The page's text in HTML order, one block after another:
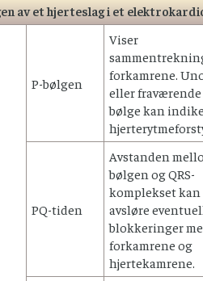
av et hjerteslag i et
P-bølgen
Viser
forkamrene.
eller fraværende
bølge kan
PQ-tiden
Avstanden
bølgen og QRS-
komplekset kan
avsløre
blokkeringer
forkamrene og
hjertekamrene.